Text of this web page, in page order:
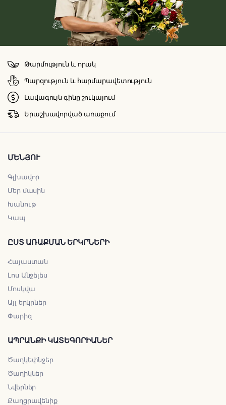
Թարմություն և որակ
Պարզություն և հարմարավետություն
Լավագույն գինը շուկայում
Երաշխավորված առաքում
ՄԵՆՅՈՒ
Գլխավոր
Մեր մասին
Խանութ
Կապ
ԸՍՏ ԱՌԱՔՄԱՆ ԵՐԿՐՆԵՐԻ
Հայաստան
Լոս Անջելես
Մոսկվա
Այլ երկրներ
Փարիզ
ԱՊՐԱՆՔԻ ԿԱՏԵԳՈՐԻԱՆԵՐ
Ծաղկեփնջեր
Ծաղիկներ
Նվերներ
Քաղցրավենիք